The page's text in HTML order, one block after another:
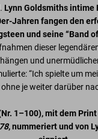
Lynn Goldsmiths intime
Jahren fangen den
und seine “Band
dieser
und
“Ich spielte um
je weiter darüber
1–100), mit dem Print
, nummeriert und von